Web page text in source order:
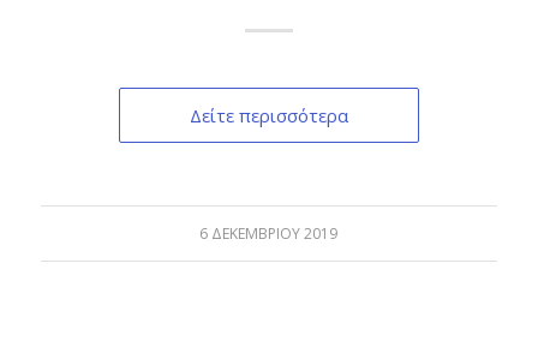
Δείτε περισσότερα
6 ΔΕΚΕΜΒΡΊΟΥ 2019